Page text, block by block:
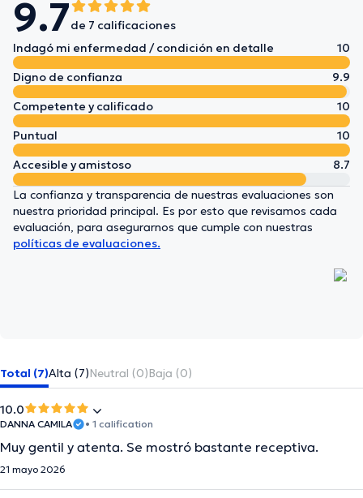
9.7de 7 calificaciones
Indagó mi enfermedad / condición en detalle
10
Digno de confianza
9.9
Competente y calificado
10
Puntual
10
Accesible y amistoso
8.7
La confianza y transparencia de nuestras evaluaciones son
nuestra prioridad principal. Es por esto que revisamos cada
evaluación, para asegurarnos que cumple con nuestras
políticas de evaluaciones.
Total (7)Alta (7)Neutral (0)Baja (0)
10.0
DANNA CAMILA • 1 calification
Muy gentil y atenta. Se mostró bastante receptiva.
21 mayo 2026